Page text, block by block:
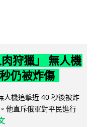
狩獵」 無人機
仍被炸傷
人機追擊近 40 秒後被炸
他直斥俄軍對平民進行